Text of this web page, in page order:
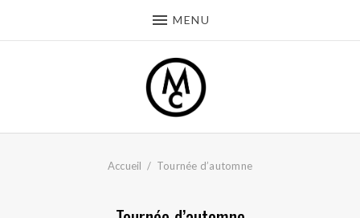
MENU
Accueil Tournée d’automne